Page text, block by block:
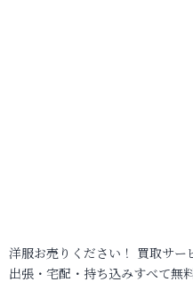
洋服お売りください！ 買取サー
出張・宅配・持ち込みすべて無